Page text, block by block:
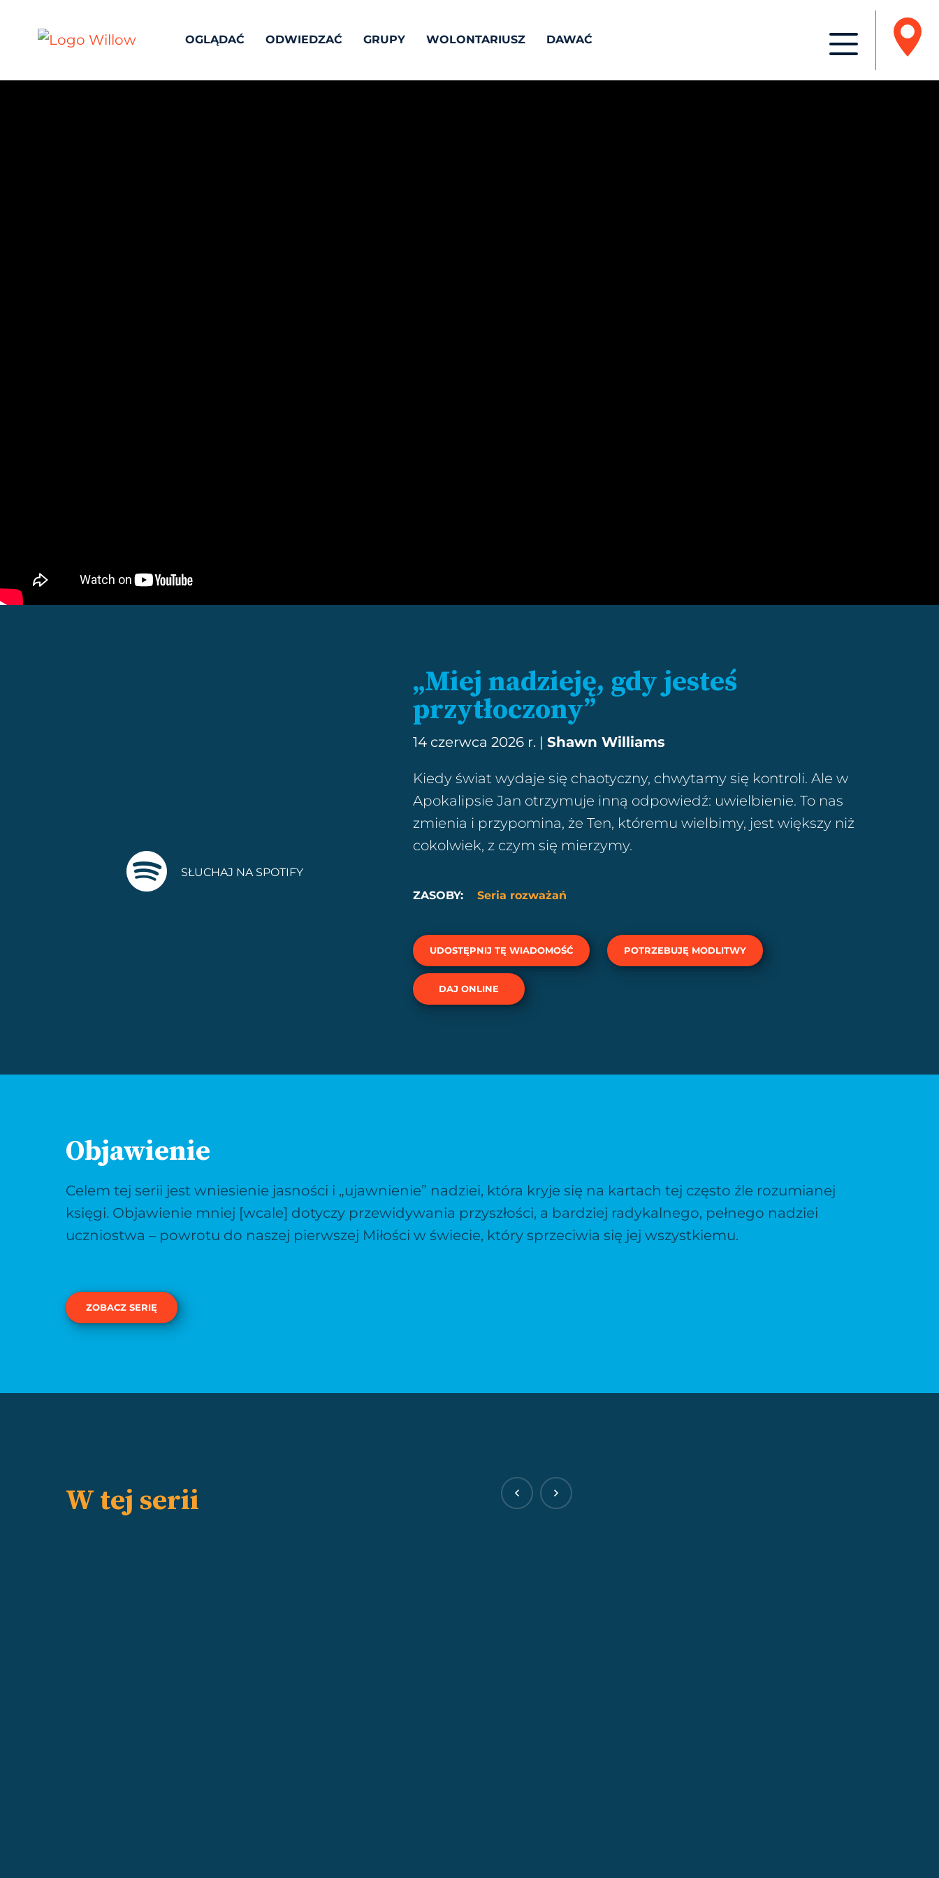
OGLĄDAĆ ODWIEDZAĆ GRUPY WOLONTARIUSZ DAWAĆ
SŁUCHAJ NA SPOTIFY
„Miej nadzieję, gdy jesteś
przytłoczony”
14 czerwca 2026 r. |Shawn Williams
Kiedy świat wydaje się chaotyczny, chwytamy się kontroli. Ale w
Apokalipsie Jan otrzymuje inną odpowiedź: uwielbienie. To nas
zmienia i przypomina, że ​​Ten, któremu wielbimy, jest większy niż
cokolwiek, z czym się mierzymy.
ZASOBY: Seria rozważań
UDOSTĘPNIJ TĘ WIADOMOŚĆ POTRZEBUJĘ MODLITWY
DAJ ONLINE
Objawienie
Celem tej serii jest wniesienie jasności i „ujawnienie” nadziei, która kryje się na kartach tej często źle rozumianej
księgi. Objawienie mniej [wcale] dotyczy przewidywania przyszłości, a bardziej radykalnego, pełnego nadziei
uczniostwa – powrotu do naszej pierwszej Miłości w świecie, który sprzeciwia się jej wszystkiemu.
ZOBACZ SERIĘ
W tej serii